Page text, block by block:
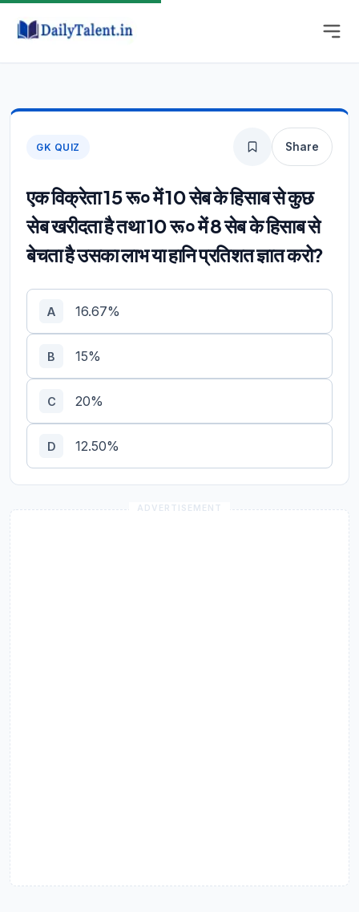
GK QUIZ Share
एक विक्रेता 15 रू० में 10 सेब के हिसाब से कुछ
सेब खरीदता है तथा 10 रू० में 8 सेब के हिसाब से
बेचता है उसका लाभ या हानि प्रतिशत ज्ञात करो?
A 16.67%
B 15%
C 20%
D 12.50%